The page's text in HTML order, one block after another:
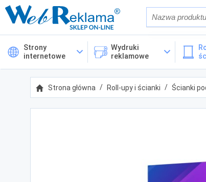
Cena
Kategorie
Strony
internetowe
Wydruki
reklamowe
Strona główna Roll-upy i ścianki Ścianki